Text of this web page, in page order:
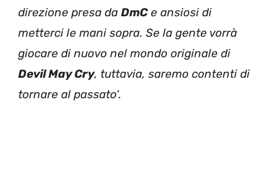
direzione presa da DmCe ansiosi di
metterci le mani sopra. Se la gente vorrà
giocare di nuovo nel mondo originale di
Devil May Cry, tuttavia, saremo contenti di
tornare al passato‘.